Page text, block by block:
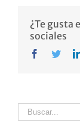
¿Te gusta
sociales
Facebook
Buscar